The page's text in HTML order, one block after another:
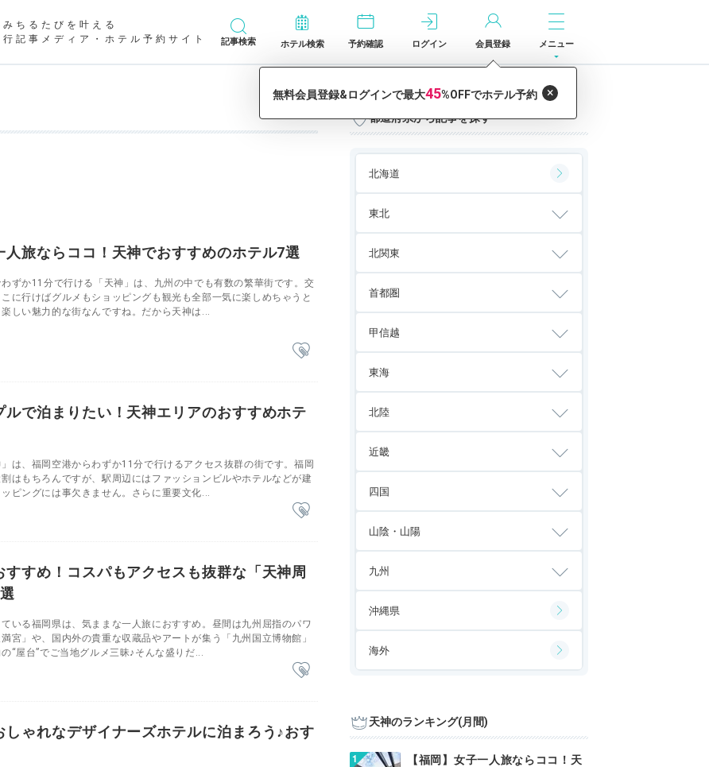
みちるたびを叶える
行記事メディア・ホテル予約サイト
記事検索 ホテル検索 予約確認 ログイン 会員登録 メニュー
人旅ならココ！天神でおすすめのホテル7選
ずか11分で行ける「天神」は、九州の中でも有数の繁華街です。交
に行けばグルメもショッピングも観光も全部一気に楽しめちゃうと
しい魅力的な街なんですね。だから天神は...
ルで泊まりたい！天神エリアのおすすめホテ
は、福岡空港からわずか11分で行けるアクセス抜群の街です。福岡
はもちろんですが、駅周辺にはファッションビルやホテルなどが建
ピングには事欠きません。さらに重要文化...
すすめ！コスパもアクセスも抜群な「天神周
いる福岡県は、気ままな一人旅におすすめ。昼間は九州屈指のパワ
宮」や、国内外の貴重な収蔵品やアートが集う「九州国立博物館」
“屋台”でご当地グルメ三昧♪そんな盛りだ...
しゃれなデザイナーズホテルに泊まろう♪おす
都道府県から記事を探す
北海道
東北
北関東
首都圏
甲信越
東海
北陸
近畿
四国
山陰・山陽
九州
沖縄県
海外
天神のランキング(月間)
【福岡】女子一人旅ならココ！天